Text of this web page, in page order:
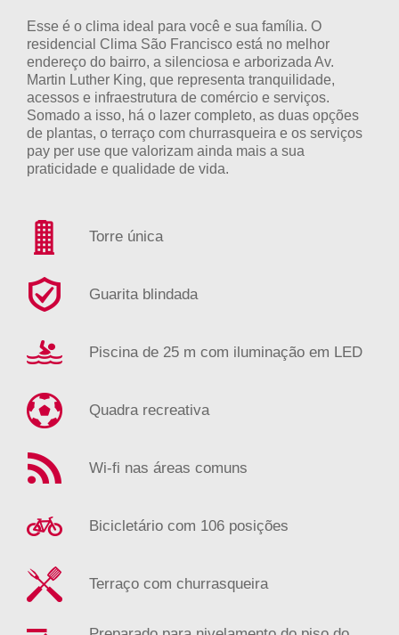
Esse é o clima ideal para você e sua família. O
residencial Clima São Francisco está no melhor
endereço do bairro, a silenciosa e arborizada Av.
Martin Luther King, que representa tranquilidade,
acessos e infraestrutura de comércio e serviços.
Somado a isso, há o lazer completo, as duas opções
de plantas, o terraço com churrasqueira e os serviços
pay per use que valorizam ainda mais a sua
praticidade e qualidade de vida.
Torre única
Guarita blindada
Piscina de 25 m com iluminação em LED
Quadra recreativa
Wi-fi nas áreas comuns
Bicicletário com 106 posições
Terraço com churrasqueira